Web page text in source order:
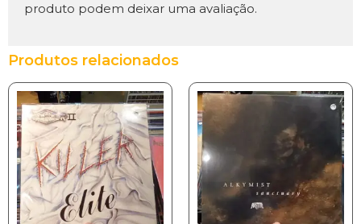
produto podem deixar uma avaliação.
Produtos relacionados